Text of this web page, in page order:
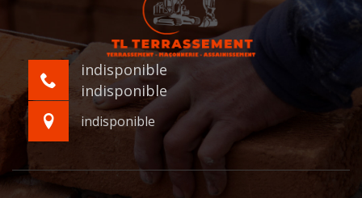
indisponible
indisponible
indisponible